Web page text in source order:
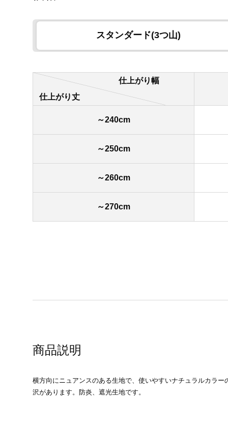
スタンダード(3つ山)
仕上がり幅
仕上がり丈
～240cm
～250cm
～260cm
～270cm
商品説明
横方向にニュアンスのある生地で、使いやすいナチュラルカラー
沢があります。防炎、遮光生地です。